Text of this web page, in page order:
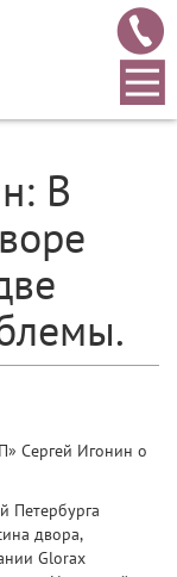
В
Сергей Игонин о
Петербурга
двора,
Glorax